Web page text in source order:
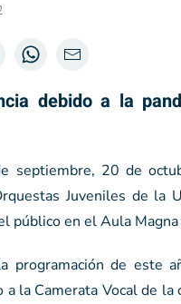
debido a la
septiembre, 20 de
Juveniles de la
público en el Aula
programación de este
a la Camerata Vocal de